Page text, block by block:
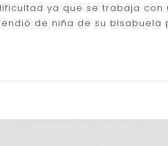
ya que se trabaja
de niña de su bisabuela